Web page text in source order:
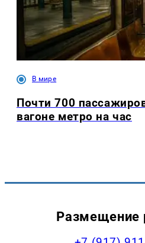
В мире
Почти 700
вагоне метро на час
Размещение